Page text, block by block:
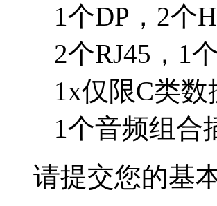
1个DP，2个
2个RJ45，1
1x仅限C类数
1个音频组合
请提交您的基